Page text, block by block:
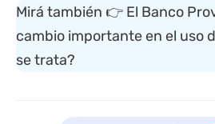
Mirá también 👉 El Banco
cambio importante en el uso
se trata?